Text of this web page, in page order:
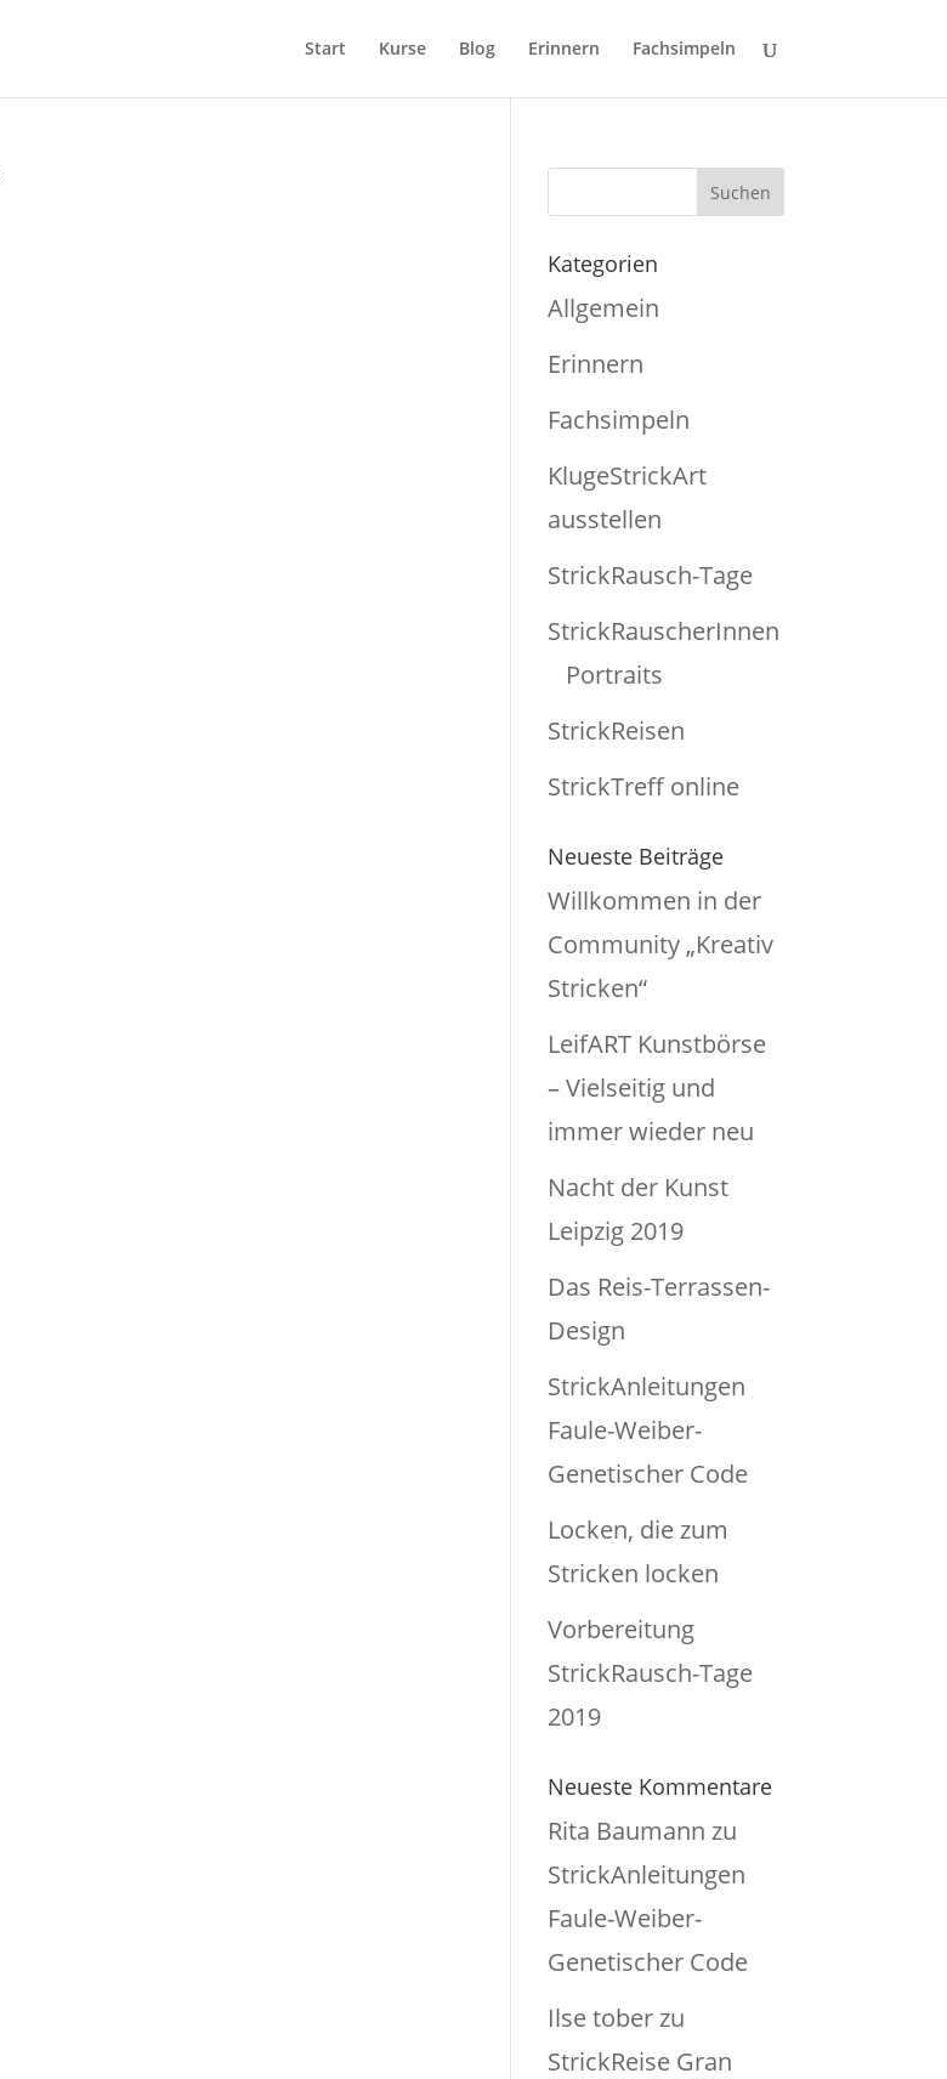
Start Kurse Blog Erinnern Fachsimpeln
Kategorien
Allgemein
Erinnern
Fachsimpeln
KlugeStrickArt
ausstellen
StrickRausch-Tage
StrickRauscherInnen
Portraits
StrickReisen
StrickTreff online
Neueste Beiträge
Willkommen in der
Community „Kreativ
Stricken“
LeifART Kunstbörse
– Vielseitig und
immer wieder neu
Nacht der Kunst
Leipzig 2019
Das Reis-Terrassen-
Design
StrickAnleitungen
Faule-Weiber-
Genetischer Code
Locken, die zum
Stricken locken
Vorbereitung
StrickRausch-Tage
2019
Neueste Kommentare
Rita Baumann zu
StrickAnleitungen
Faule-Weiber-
Genetischer Code
Ilse toberzu
StrickReise Gran